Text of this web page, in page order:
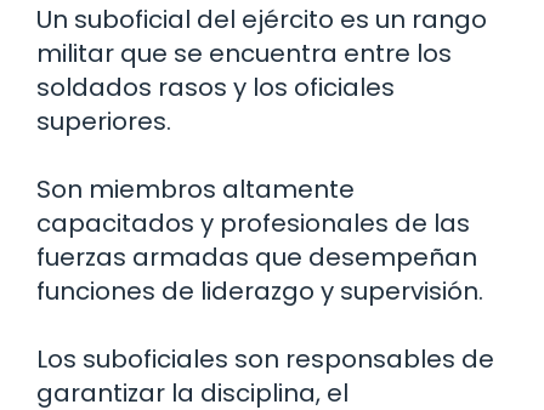
Un suboficial del ejército es un rango
militar que se encuentra entre los
soldados rasos y los oficiales
superiores.
Son miembros altamente
capacitados y profesionales de las
fuerzas armadas que desempeñan
funciones de liderazgo y supervisión.
Los suboficiales son responsables de
garantizar la disciplina, el